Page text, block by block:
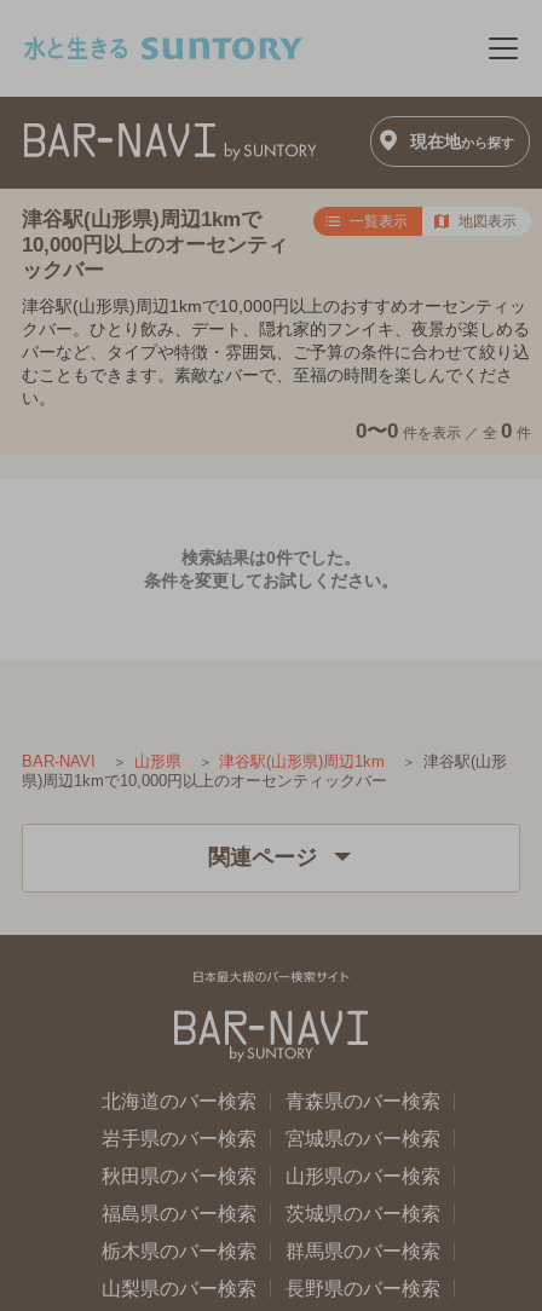
メ
現在地から探す
津谷駅(山形県)周辺1kmで
10,000円以上のオーセンティ
ックバー
一覧表示 地図表示
津谷駅(山形県)周辺1kmで10,000円以上のおすすめオーセンティッ
クバー。ひとり飲み、デート、隠れ家的フンイキ、夜景が楽しめる
バーなど、タイプや特徴・雰囲気、ご予算の条件に合わせて絞り込
むこともできます。素敵なバーで、至福の時間を楽しんでくださ
い。
0〜0 件を表示 ／ 全 0 件
検索結果は0件でした。
条件を変更してお試しください。
BAR-NAVI 山形県 津谷駅(山形県)周辺1km
津谷駅(山形
県)周辺1kmで10,000円以上のオーセンティックバー
関連ページ
北海道のバー検索
青森県のバー検索
岩手県のバー検索
宮城県のバー検索
秋田県のバー検索
山形県のバー検索
福島県のバー検索
茨城県のバー検索
栃木県のバー検索
群馬県のバー検索
山梨県のバー検索
長野県のバー検索